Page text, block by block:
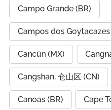
Campo Grande (BR)
Campos dos Goytacazes
Cancún (MX)
Cangshan, 仓山区 (CN)
Canoas (BR) Cape